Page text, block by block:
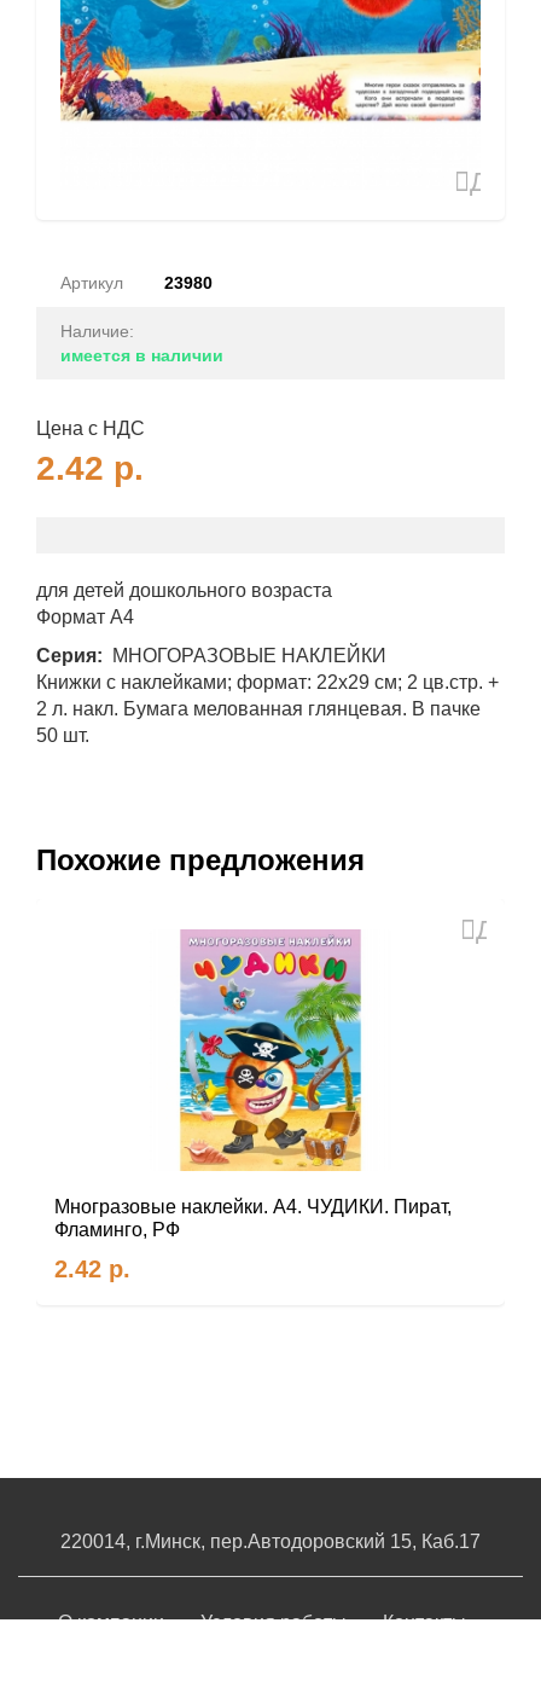
Артикул 23980
Наличие:
имеется в наличии
Цена с НДС
2.42 р.
для детей дошкольного возраста
Формат А4
Серия:
МНОГОРАЗОВЫЕ НАКЛЕЙКИ
Книжки с наклейками; формат: 22х29 см; 2 цв.стр. +
2 л. накл. Бумага мелованная глянцевая. В пачке
50 шт.
Похожие предложения
Многразовые наклейки. А4. ЧУДИКИ. Пират,
Фламинго, РФ
2.42 р.
220014, г.Минск, пер.Автодоровский 15, Каб.17
О компании Условия работы Контакты